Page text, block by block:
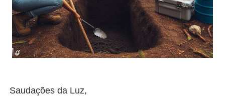
Saudações da Luz,